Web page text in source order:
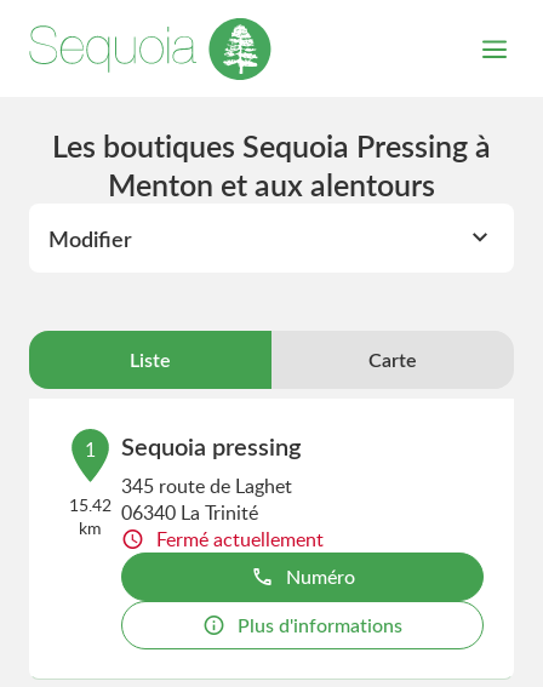
Les boutiques Sequoia Pressing à
Menton et aux alentours
Modifier
Liste Carte
1
15.42
km
Sequoia pressing
345 route de Laghet
06340 La Trinité
Fermé actuellement
Numéro
Plus d'informations